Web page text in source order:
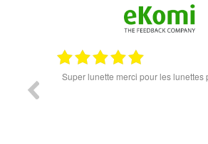
Super lunette merci pour les lunettes